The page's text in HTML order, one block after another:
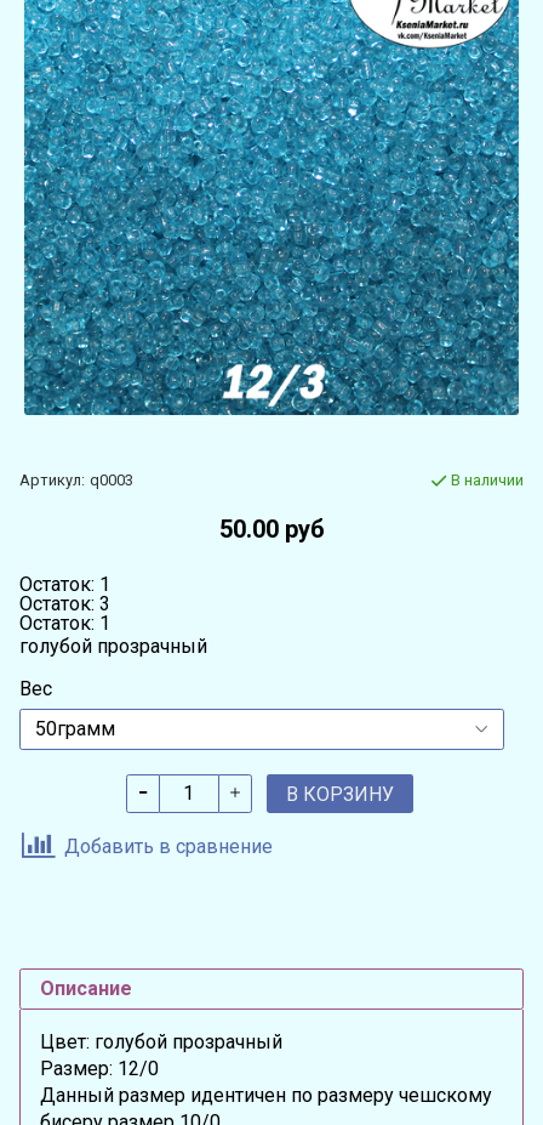
Артикул: q0003 В наличии
50.00 руб
Остаток: 1
Остаток: 3
Остаток: 1
голубой прозрачный
Вес
В КОРЗИНУ
Добавить в сравнение
Описание
Цвет: голубой прозрачный
Размер: 12/0
Данный размер идентичен по размеру чешскому